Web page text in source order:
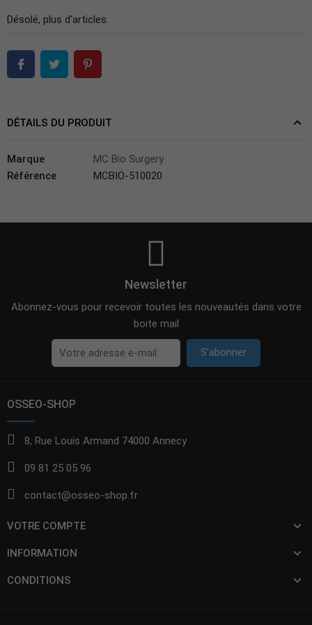
Désolé, plus d'articles.
DÉTAILS DU PRODUIT
Marque
MC Bio Surgery
Référence
MCBIO-510020
Newsletter
Abonnez-vous pour recevoir toutes les nouveautés dans votre
boite mail
S’abonner
OSSEO-SHOP
8, Rue Louis Armand 74000 Annecy
09 81 25 05 96
contact@osseo-shop.fr
VOTRE COMPTE
INFORMATION
CONDITIONS